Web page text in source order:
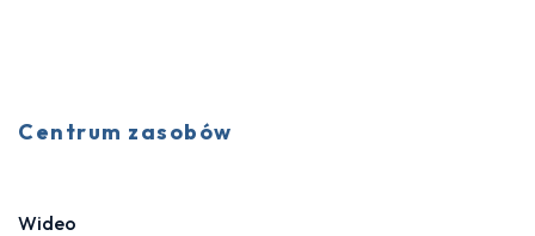
Centrum zasobów
Wideo